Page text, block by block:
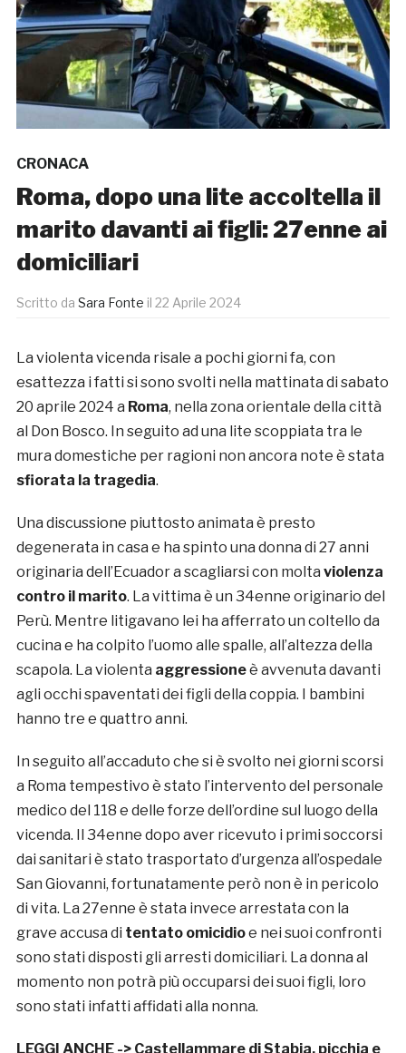
CRONACA
Roma, dopo una lite accoltella il
marito davanti ai figli: 27enne ai
domiciliari
Scritto da Sara Fonte il 22 Aprile 2024
La violenta vicenda risale a pochi giorni fa, con
esattezza i fatti si sono svolti nella mattinata di sabato
20 aprile 2024 a Roma, nella zona orientale della città
al Don Bosco. In seguito ad una lite scoppiata tra le
mura domestiche per ragioni non ancora note è stata
sfiorata la tragedia.
Una discussione piuttosto animata è presto
degenerata in casa e ha spinto una donna di 27 anni
originaria dell’Ecuador a scagliarsi con molta violenza
contro il marito. La vittima è un 34enne originario del
Perù. Mentre litigavano lei ha afferrato un coltello da
cucina e ha colpito l’uomo alle spalle, all’altezza della
scapola. La violenta aggressioneè avvenuta davanti
agli occhi spaventati dei figli della coppia. I bambini
hanno tre e quattro anni.
In seguito all’accaduto che si è svolto nei giorni scorsi
a Roma tempestivo è stato l’intervento del personale
medico del 118 e delle forze dell’ordine sul luogo della
vicenda. Il 34enne dopo aver ricevuto i primi soccorsi
dai sanitari è stato trasportato d’urgenza all’ospedale
San Giovanni, fortunatamente però non è in pericolo
di vita. La 27enne è stata invece arrestata con la
grave accusa di tentato omicidioe nei suoi confronti
sono stati disposti gli arresti domiciliari. La donna al
momento non potrà più occuparsi dei suoi figli, loro
sono stati infatti affidati alla nonna.
LEGGI ANCHE -> Castellammare di Stabia, picchia e